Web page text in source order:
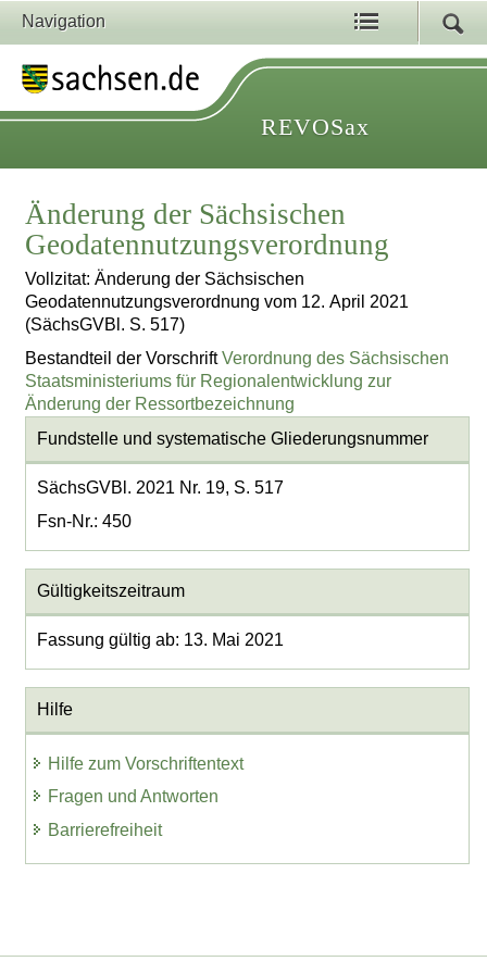
Navigation
REVOSax
Änderung der Sächsischen
Geodatennutzungsverordnung
Vollzitat: Änderung der Sächsischen
Geodatennutzungsverordnung vom 12. April 2021
(SächsGVBl. S. 517)
Bestandteil der VorschriftVerordnung des Sächsischen
Staatsministeriums für Regionalentwicklung zur
Änderung der Ressortbezeichnung
Fundstelle und systematische Gliederungsnummer
SächsGVBl. 2021 Nr. 19, S. 517
Fsn-Nr.: 450
Gültigkeitszeitraum
Fassung gültig ab: 13. Mai 2021
Hilfe
Hilfe zum Vorschriftentext
Fragen und Antworten
Barrierefreiheit